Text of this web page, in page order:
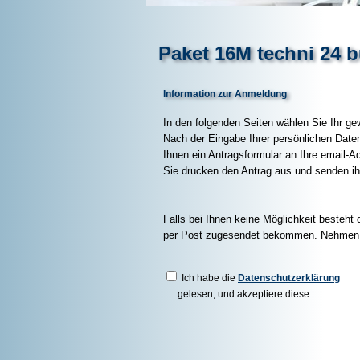
Paket 16M techni 24
Information zur Anmeldung
In den folgenden Seiten wählen Sie Ihr
Nach der Eingabe Ihrer persönlichen
Ihnen ein Antragsformular an Ihre email-
Sie drucken den Antrag aus und senden
Falls bei Ihnen keine Möglichkeit besteht
per Post zugesendet bekommen.
Ich habe die Datenschutzerklärung
gelesen, und akzeptiere diese